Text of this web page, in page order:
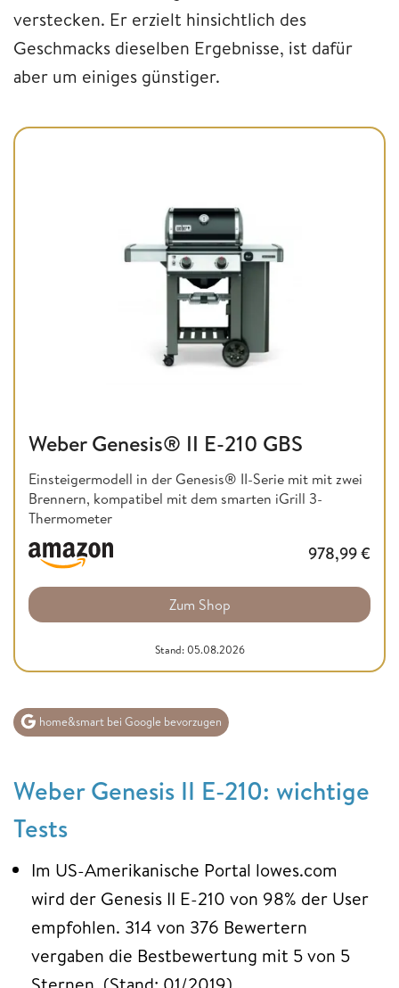
verstecken. Er erzielt hinsichtlich des
Geschmacks dieselben Ergebnisse, ist dafür
aber um einiges günstiger.
Weber Genesis® II E-210 GBS
Einsteigermodell in der Genesis® II-Serie mit mit zwei
Brennern, kompatibel mit dem smarten iGrill 3-
Thermometer
978,99€
Zum Shop
Stand: 05.08.2026
home&smart bei Google bevorzugen
Weber Genesis II E-210: wichtige
Tests
Im US-Amerikanische Portal lowes.com
wird der Genesis II E-210 von 98% der User
empfohlen. 314 von 376 Bewertern
vergaben die Bestbewertung mit 5 von 5